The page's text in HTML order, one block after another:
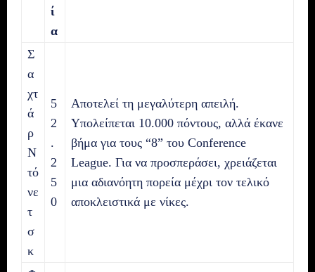
ί
α
Σ
α
χτ
ά
ρ
Ν
τό
νε
τ
σ
κ
5
2
.
2
5
0
Αποτελεί τη μεγαλύτερη απειλή.
Υπολείπεται 10.000 πόντους, αλλά έκανε
βήμα για τους “8” του Conference
League. Για να προσπεράσει, χρειάζεται
μια αδιανόητη πορεία μέχρι τον τελικό
αποκλειστικά με νίκες.